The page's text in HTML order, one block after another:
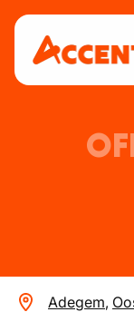
Adegem,